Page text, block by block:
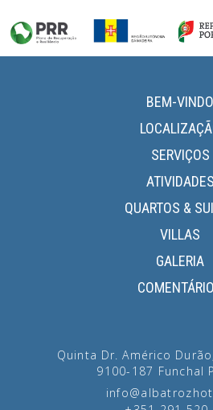
BEM-VINDO
SERVIÇOS
ATIVIDADES
QUARTOS &
VILLAS
GALERIA
Quinta Dr. Américo
9100-187 Funchal